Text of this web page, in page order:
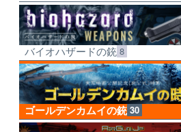
バイオハザードの銃 8
ゴールデンカムイの銃 30